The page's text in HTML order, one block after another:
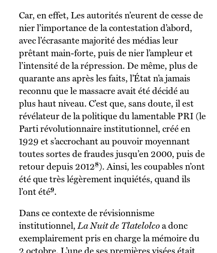
Car, en effet, Les autorités n’eurent de cesse de
nier l’importance de la contestation d’abord,
avec l’écrasante majorité des médias leur
prêtant main-forte, puis de nier l’ampleur et
l’intensité de la répression. De même, plus de
quarante ans après les faits, l’État n’a jamais
reconnu que le massacre avait été décidé au
plus haut niveau. C’est que, sans doute, il est
révélateur de la politique du lamentable PRI (le
Parti révolutionnaire institutionnel, créé en
1929 et s’accrochant au pouvoir moyennant
toutes sortes de fraudes jusqu’en 2000, puis de
retour depuis 20128). Ainsi, les coupables n’ont
été que très légèrement inquiétés, quand ils
l’ont été9.
Dans ce contexte de révisionnisme
institutionnel, La Nuit de Tlatelolcoa donc
exemplairement pris en charge la mémoire du
2 octobre. L’une de ses premières visées était